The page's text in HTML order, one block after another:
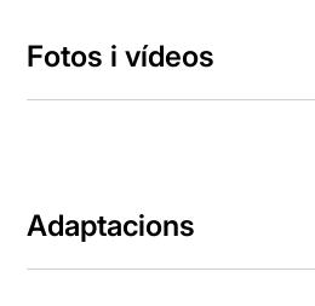
Fotos i vídeos
Adaptacions